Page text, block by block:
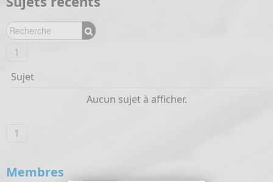
1
Sujet
Aucun sujet à afficher.
1
Membres